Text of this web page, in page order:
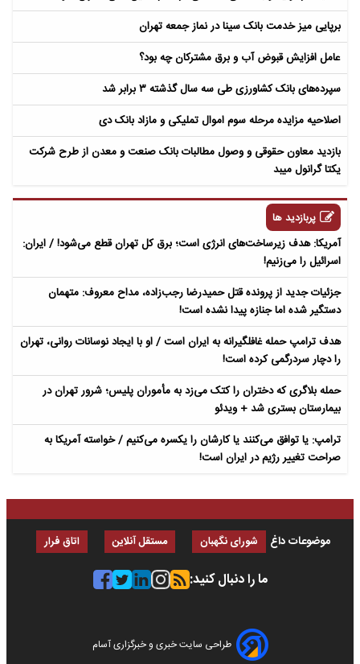
برپایی میز خدمت بانک سینا در نماز جمعه تهران
عامل افزایش قبوض آب و برق مشترکان چه بود؟
سپرده‌های بانک کشاورزی طی سه سال گذشته ۳ برابر شد
اصلاحیه مزایده مرحله سوم اموال تملیکی و مازاد بانک دی
بازدید معاون حقوقی و وصول مطالبات بانک صنعت و معدن از طرح شرکت
یکتا گرانول میبد
پربازدید ها
آمریکا: هدف زیرساخت‌های انرژی است؛ برق کل تهران قطع می‌شود! / ایران:
اسرائیل را می‌زنیم!
جزئیات جدید از پرونده قتل حمیدرضا رجب‌زاده، مداح معروف: متهمان
دستگیر شده اما جنازه پیدا نشده است!
هدف ترامپ حمله غافلگیرانه به ایران است / او با ایجاد نوسانات روانی، تهران
را دچار سردرگمی کرده است!
حمله بلاگری که دختران را کتک می‌زد به مأموران پلیس؛ شرور تهران در
بیمارستان بستری شد + ویدئو
ترامپ: یا توافق می‌کنند یا کارشان را یکسره می‌کنیم / خواسته آمریکا به
صراحت تغییر رژیم در ایران است!
موضوعات داغ شورای نگهبان مستقل آنلاین اتاق فرار
ما را دنبال کنید:
طراحی سایت خبری و خبرگزاری آسام